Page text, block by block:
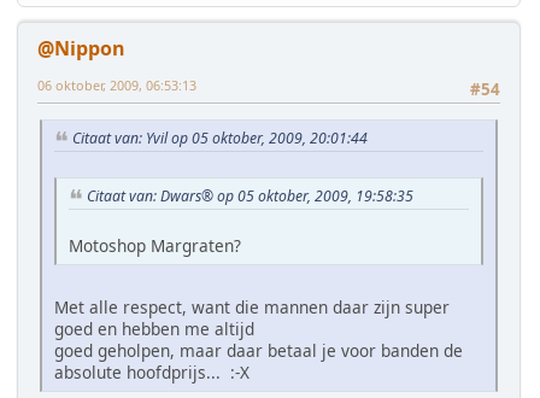
@Nippon
#54
06 oktober, 2009, 06:53:13
Citaat van: Yvil op 05 oktober, 2009, 20:01:44
Citaat van: Dwars® op 05 oktober, 2009, 19:58:35
Motoshop Margraten?
Met alle respect, want die mannen daar zijn super
goed en hebben me altijd
goed geholpen, maar daar betaal je voor banden de
absolute hoofdprijs... :-X